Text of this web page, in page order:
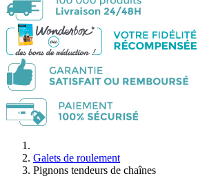
Galets de roulement
Pignons tendeurs de chaînes